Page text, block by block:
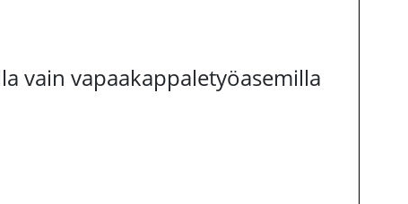
vain vapaakappaletyöasemilla